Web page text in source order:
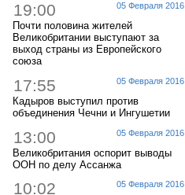
05 Февраля 2016
19:00
Почти половина жителей
Великобритании выступают за
выход страны из Европейского
союза
05 Февраля 2016
17:55
Кадыров выступил против
объединения Чечни и Ингушетии
05 Февраля 2016
13:00
Великобритания оспорит выводы
ООН по делу Ассанжа
05 Февраля 2016
10:02